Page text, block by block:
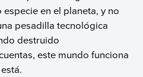
en el planeta, y no
pesadilla tecnológica
destruido
este mundo funciona